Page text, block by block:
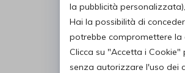
la pubblicità
Hai la possibilità di
potrebbe compromettere la
Clicca su "Accetta i
senza autorizzare l'uso dei